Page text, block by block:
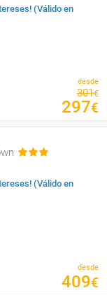
(Válido en
desde
301€
297€
(Válido en
desde
409€